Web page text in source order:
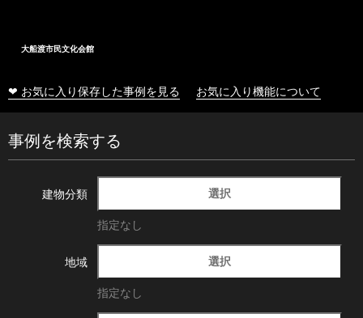
大船渡市民文化会館
❤ お気に入り保存した事例を見る お気に入り機能について
事例を検索する
建物分類 選択
指定なし
地域 選択
指定なし